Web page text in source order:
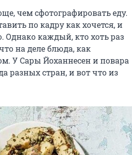
чем сфотографировать еду.
по кадру как хочется, и
Однако каждый, кто хоть раз
на деле блюда, как
У Сары Йоханнесен и повара
разных стран, и вот что из